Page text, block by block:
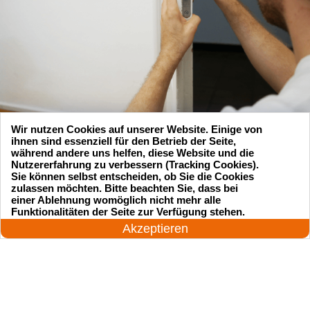
Suchen Sie einen Schlüsseldienst
zu einem vernünftigen Preis?
24 Stunden am Tag
Akzeptieren
Wir nutzen Cookies auf unserer Website. Einige von
ihnen sind essenziell für den Betrieb der Seite,
während andere uns helfen, diese Website und die
Nutzererfahrung zu verbessern (Tracking Cookies).
Sie können selbst entscheiden, ob Sie die Cookies
zulassen möchten. Bitte beachten Sie, dass bei
einer Ablehnung womöglich nicht mehr alle
Funktionalitäten der Seite zur Verfügung stehen.